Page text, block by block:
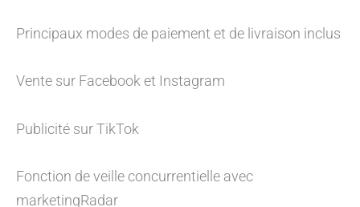
Principaux modes de paiement et de livraison inclus
Vente sur Facebook et Instagram
Publicité sur TikTok
Fonction de veille concurrentielle avec
marketingRadar